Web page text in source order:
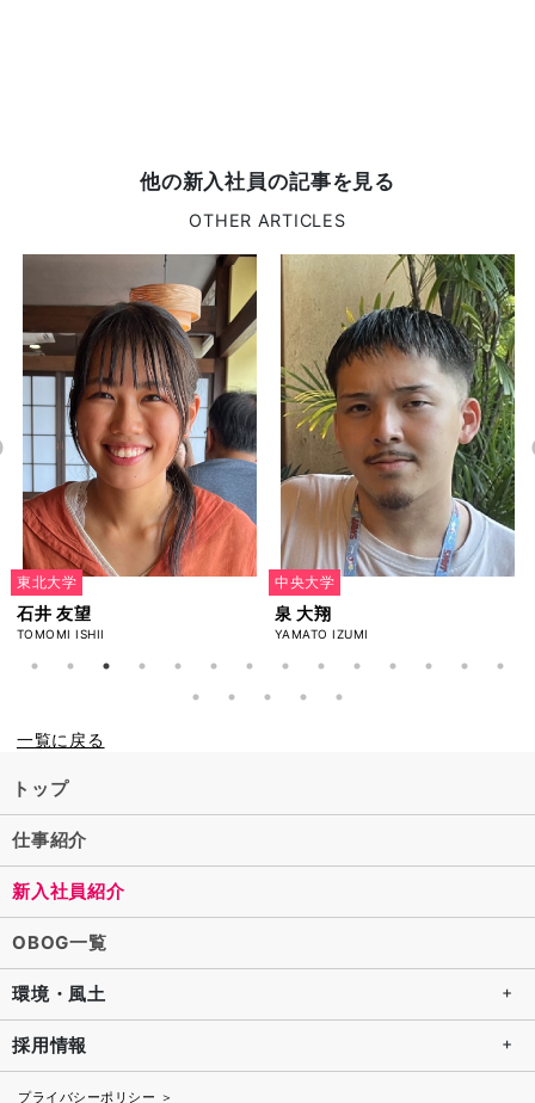
他の新入社員の記事を見る
OTHER ARTICLES
東北大学
石井 友望
TOMOMI ISHII
中央大学
泉 大翔
YAMATO IZUMI
一覧に戻る
トップ
仕事紹介
新入社員紹介
OBOG一覧
環境・風土
採用情報
プライバシーポリシー ＞